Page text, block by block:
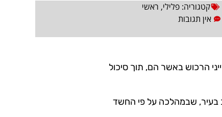
קטגוריה: פלילי, ראשי
אין תגובות
הרכוש באשר הם, תוך סיכול
בעיר, שבמהלכה על פי החשד